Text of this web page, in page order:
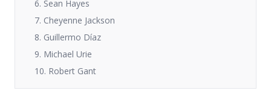
6. Sean Hayes
7. Cheyenne Jackson
8. Guillermo Díaz
9. Michael Urie
10. Robert Gant